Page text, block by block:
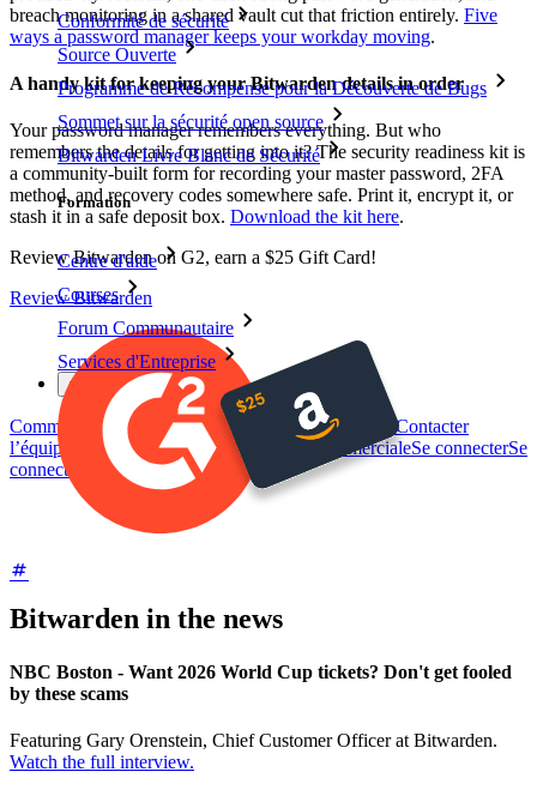
Conformité de sécurité
Source Ouverte
Programme de Récompense pour la Découverte de Bugs
Sommet sur la sécurité open source
Bitwarden Livre Blanc de Sécurité
Formation
Centre d'aide
Courses
Forum Communautaire
Services d'Entreprise
Commencez gratuitementCommencez gratuitement Contacter
l’équipe commercialeContacter l’équipe commercialeSe connecterSe
connecter
breach monitoring in a shared vault cut that friction entirely. Five
ways a password manager keeps your workday moving.
A handy kit for keeping your Bitwarden details in order
Your password manager remembers everything. But who
remembers the details for getting into it? The security readiness kit is
a community-built form for recording your master password, 2FA
method, and recovery codes somewhere safe. Print it, encrypt it, or
stash it in a safe deposit box. Download the kit here.
Review Bitwarden on G2, earn a $25 Gift Card!
Review Bitwarden
Bitwarden in the news
NBC Boston - Want 2026 World Cup tickets? Don't get fooled
by these scams
Featuring Gary Orenstein, Chief Customer Officer at Bitwarden.
Watch the full interview.